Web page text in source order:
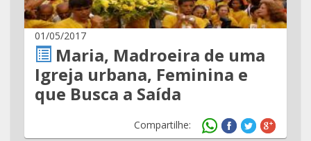
01/05/2017
Maria, Madroeira de uma
Igreja urbana, Feminina e
que Busca a Saída
Compartilhe: